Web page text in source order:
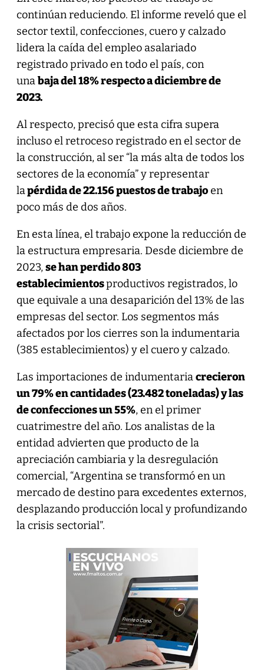
continúan reduciendo. El informe reveló que el
sector textil, confecciones, cuero y calzado
lidera la caída del empleo asalariado
registrado privado en todo el país, con
unabaja del 18% respecto a diciembre de
2023.
Al respecto, precisó que esta cifra supera
incluso el retroceso registrado en el sector de
la construcción, al ser “la más alta de todos los
sectores de la economía” y representar
lapérdida de 22.156 puestos de trabajoen
poco más de dos años.
En esta línea, el trabajo expone la reducción de
la estructura empresaria. Desde diciembre de
2023,se han perdido 803
establecimientosproductivos registrados, lo
que equivale a una desaparición del 13% de las
empresas del sector. Los segmentos más
afectados por los cierres son la indumentaria
(385 establecimientos) y el cuero y calzado.
Las importaciones de indumentariacrecieron
un 79% en cantidades (23.482 toneladas) y las
de confecciones un 55%, en el primer
cuatrimestre del año. Los analistas de la
entidad advierten que producto de la
apreciación cambiaria y la desregulación
comercial, “Argentina se transformó en un
mercado de destino para excedentes externos,
desplazando producción local y profundizando
la crisis sectorial”.